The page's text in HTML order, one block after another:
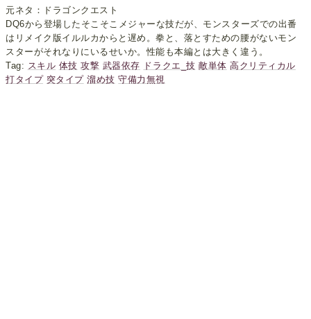
元ネタ：ドラゴンクエスト
DQ6から登場したそこそこメジャーな技だが、モンスターズでの出番
はリメイク版イルルカからと遅め。拳と、落とすための腰がないモン
スターがそれなりにいるせいか。性能も本編とは大きく違う。
Tag: スキル 体技 攻撃 武器依存 ドラクエ_技 敵単体 高クリティカル
打タイプ 突タイプ 溜め技 守備力無視